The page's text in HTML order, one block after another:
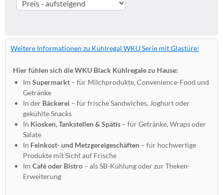
Weitere Informationen zu Kühlregal WKU Serie mit Glastüre:
Hier fühlen sich die WKU Black Kühlregale zu Hause:
Im Supermarkt – für Milchprodukte, Convenience-Food und
Getränke
In der Bäckerei – für frische Sandwiches, Joghurt oder
gekühlte Snacks
In Kiosken, Tankstellen & Spätis – für Getränke, Wraps oder
Salate
In Feinkost- und Metzgereigeschäften – für hochwertige
Produkte mit Sicht auf Frische
Im Café oder Bistro – als SB-Kühlung oder zur Theken-
Erweiterung